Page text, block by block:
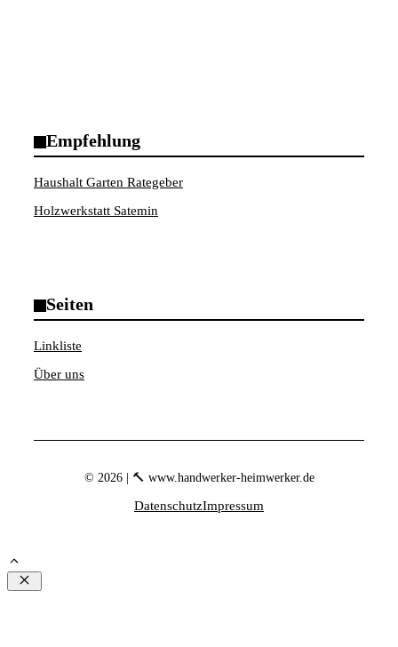
Empfehlung
Haushalt Garten Rategeber
Holzwerkstatt Satemin
Seiten
Linkliste
Über uns
© 2026 | 🔨 www.handwerker-heimwerker.de
DatenschutzImpressum
Schließen